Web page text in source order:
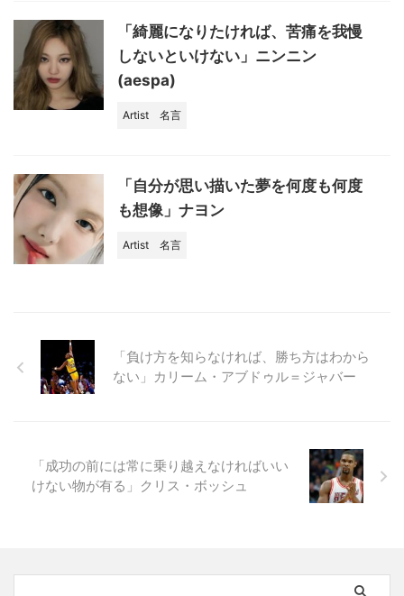
「綺麗になりたければ、苦痛を我慢
しないといけない」ニンニン
(aespa)
Artist 名言
「自分が思い描いた夢を何度も何度
も想像」ナヨン
Artist 名言
「負け方を知らなければ、勝ち方はわから
ない」カリーム・アブドゥル＝ジャバー
「成功の前には常に乗り越えなければいい
けない物が有る」クリス・ボッシュ